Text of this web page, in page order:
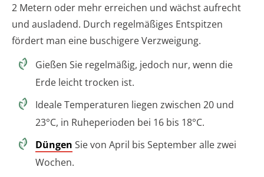
2 Metern oder mehr erreichen und wächst aufrecht
und ausladend. Durch regelmäßiges Entspitzen
fördert man eine buschigere Verzweigung.
Gießen Sie regelmäßig, jedoch nur, wenn die
Erde leicht trocken ist.
Ideale Temperaturen liegen zwischen 20 und
23°C, in Ruheperioden bei 16 bis 18°C.
Düngen Sie von April bis September alle zwei
Wochen.